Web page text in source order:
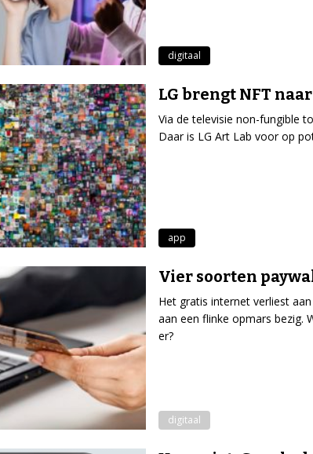
digitaal
LG brengt NFT
Via de televisie non-fungible
Daar is LG Art Lab voor op
app
Vier soorten
Het gratis internet verliest
aan een flinke opmars bezig.
er?
digitaal